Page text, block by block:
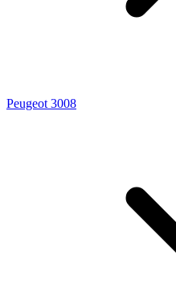
Peugeot 3008